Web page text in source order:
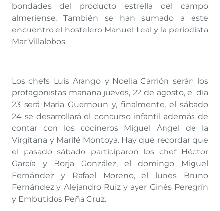
bondades del producto estrella del campo
almeriense. También se han sumado a este
encuentro el hostelero Manuel Leal y la periodista
Mar Villalobos.
Los chefs Luis Arango y Noelia Carrión serán los
protagonistas mañana jueves, 22 de agosto, el día
23 será Maria Guernoun y, finalmente, el sábado
24 se desarrollará el concurso infantil además de
contar con los cocineros Miguel Ángel de la
Virgitana y Marifé Montoya. Hay que recordar que
el pasado sábado participaron los chef Héctor
García y Borja González, el domingo Miguel
Fernández y Rafael Moreno, el lunes Bruno
Fernández y Alejandro Ruiz y ayer Ginés Peregrín
y Embutidos Peña Cruz.